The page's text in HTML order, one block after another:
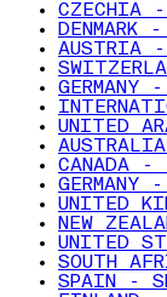
CZECHIA -
DENMARK
AUSTRIA -
GERMANY -
UNITED
CANADA -
GERMANY
UNITED
NEW
UNITED
SOUTH
SPAIN -